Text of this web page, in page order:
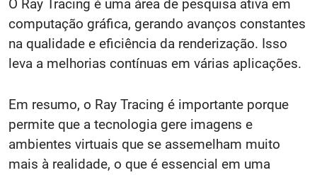
O Ray Tracing é uma área de pesquisa ativa em
computação gráfica, gerando avanços constantes
na qualidade e eficiência da renderização. Isso
leva a melhorias contínuas em várias aplicações.
Em resumo, o Ray Tracing é importante porque
permite que a tecnologia gere imagens e
ambientes virtuais que se assemelham muito
mais à realidade, o que é essencial em uma